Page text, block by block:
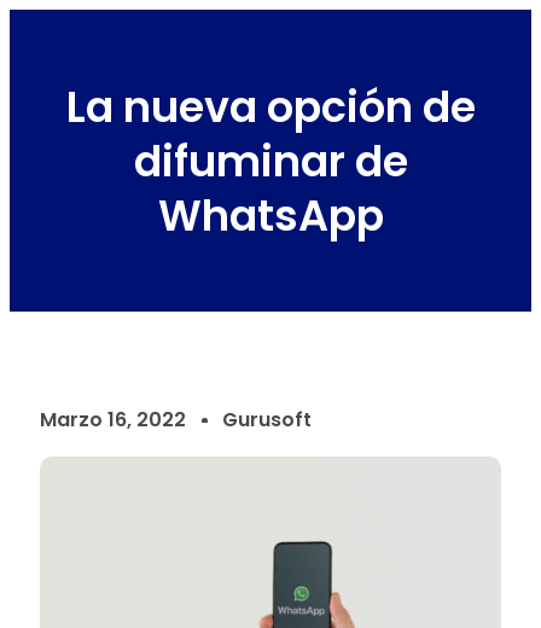
La nueva opción de
difuminar de
WhatsApp
Marzo 16, 2022 Gurusoft